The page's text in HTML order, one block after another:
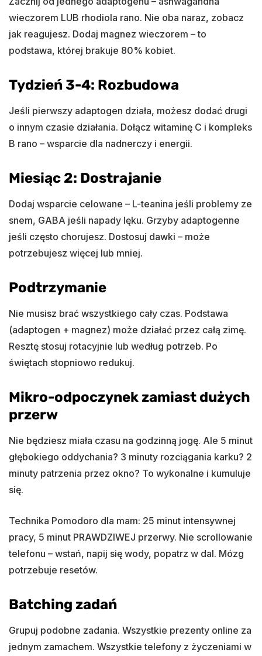
wieczorem LUB rhodiola rano. Nie oba naraz, zobacz
jak reagujesz. Dodaj magnez wieczorem – to
podstawa, której brakuje 80% kobiet.
Tydzień 3-4: Rozbudowa
Jeśli pierwszy adaptogen działa, możesz dodać drugi
o innym czasie działania. Dołącz witaminę C i kompleks
B rano – wsparcie dla nadnerczy i energii.
Miesiąc 2: Dostrajanie
Dodaj wsparcie celowane – L-teanina jeśli problemy ze
snem, GABA jeśli napady lęku. Grzyby adaptogenne
jeśli często chorujesz. Dostosuj dawki – może
potrzebujesz więcej lub mniej.
Podtrzymanie
Nie musisz brać wszystkiego cały czas. Podstawa
(adaptogen + magnez) może działać przez całą zimę.
Resztę stosuj rotacyjnie lub według potrzeb. Po
świętach stopniowo redukuj.
Mikro-odpoczynek zamiast dużych
przerw
Nie będziesz miała czasu na godzinną jogę. Ale 5 minut
głębokiego oddychania? 3 minuty rozciągania karku? 2
minuty patrzenia przez okno? To wykonalne i kumuluje
się.
Technika Pomodoro dla mam: 25 minut intensywnej
pracy, 5 minut PRAWDZIWEJ przerwy. Nie scrollowanie
telefonu – wstań, napij się wody, popatrz w dal. Mózg
potrzebuje resetów.
Batching zadań
Grupuj podobne zadania. Wszystkie prezenty online za
jednym zamachem. Wszystkie telefony z życzeniami w